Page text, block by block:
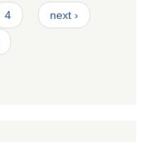
4 next ›